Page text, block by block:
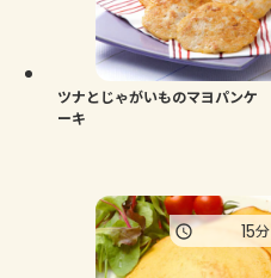
ツナとじゃがいものマヨパンケ
ーキ
15分